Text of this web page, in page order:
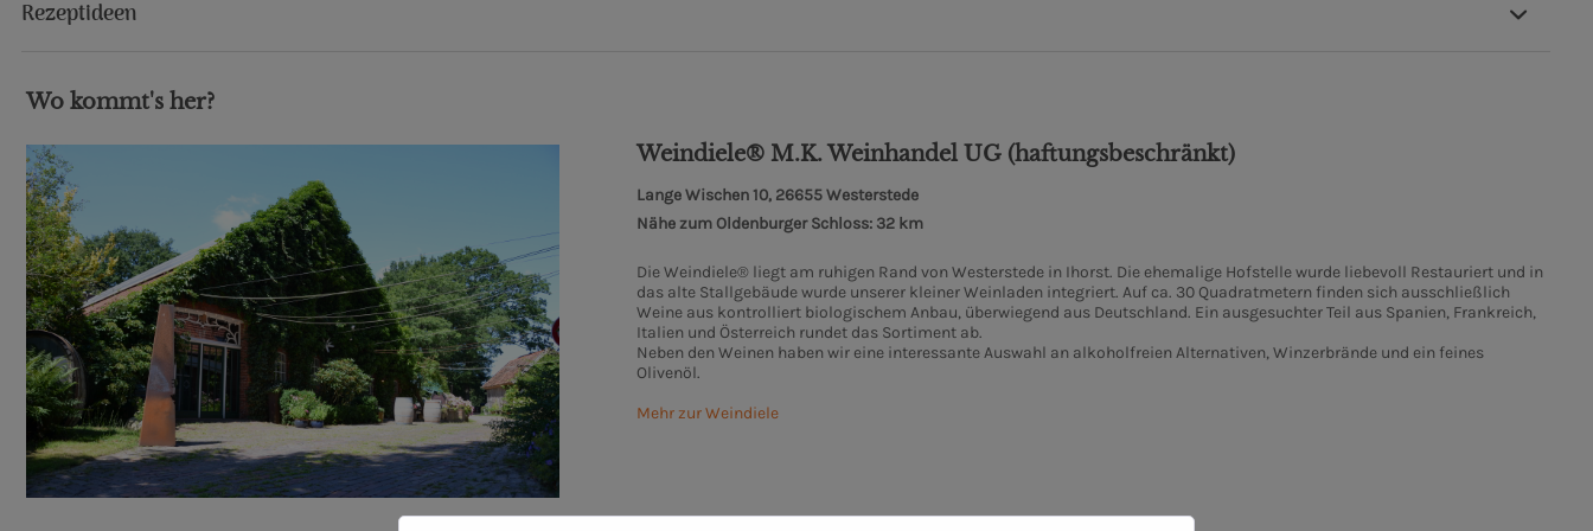
Rezeptideen
Wo kommt's her?
Weindiele® M.K. Weinhandel UG (haftungsbeschränkt)
Lange Wischen 10, 26655 Westerstede
Nähe zum Oldenburger Schloss: 32 km
Die Weindiele® liegt am ruhigen Rand von Westerstede in Ihorst. Die ehemalige Hofstelle wurde liebevoll Restauriert und in
das alte Stallgebäude wurde unserer kleiner Weinladen integriert. Auf ca. 30 Quadratmetern finden sich ausschließlich
Weine aus kontrolliert biologischem Anbau, überwiegend aus Deutschland. Ein ausgesuchter Teil aus Spanien, Frankreich,
Italien und Österreich rundet das Sortiment ab.
Neben den Weinen haben wir eine interessante Auswahl an alkoholfreien Alternativen, Winzerbrände und ein feines
Olivenöl.
Mehr zur Weindiele